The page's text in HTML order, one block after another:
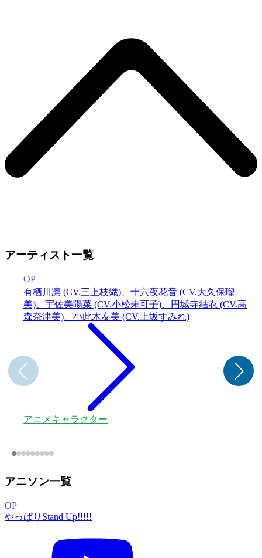
アーティスト一覧
OP
有栖川凛 (CV.三上枝織)、十六夜花音 (CV.大久保瑠
美)、宇佐美陽菜 (CV.小松未可子)、円城寺結衣 (CV.高
森奈津美)、小此木友美 (CV.上坂すみれ)
アニメキャラクター
アニソン一覧
OP
やっぱりStand Up!!!!!